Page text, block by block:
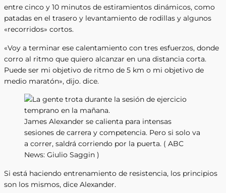
entre cinco y 10 minutos de estiramientos dinámicos, como
patadas en el trasero y levantamiento de rodillas y algunos
«recorridos» cortos.
«Voy a terminar ese calentamiento con tres esfuerzos, donde
corro al ritmo que quiero alcanzar en una distancia corta.
Puede ser mi objetivo de ritmo de 5 km o mi objetivo de
medio maratón», dijo. dice.
James Alexander se calienta para intensas
sesiones de carrera y competencia. Pero si solo va
a correr, saldrá corriendo por la puerta. ( ABC
News: Giulio Saggin )
Si está haciendo entrenamiento de resistencia, los principios
son los mismos, dice Alexander.